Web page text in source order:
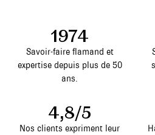
1974
Savoir-faire flamand et
expertise depuis plus de 50
ans.
4,8/5
Nos clients expriment leur